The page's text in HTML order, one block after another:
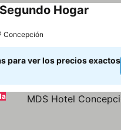
Hogar
Concepción
para ver los precios exactos